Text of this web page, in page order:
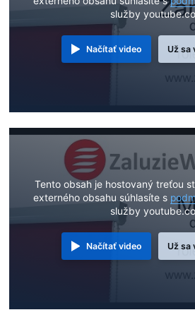
služby
Načítať video Už sa
Tento obsah je hostovaný treťou
externého obsahu súhlasíte s
služby
Načítať video Už sa